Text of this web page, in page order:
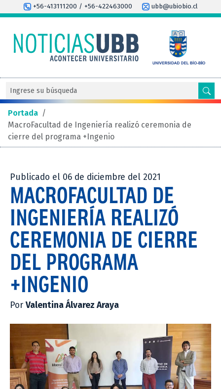
+56-413111200 / +56-422463000 ubb@ubiobio.cl
Portada /
MacroFacultad de Ingeniería realizó ceremonia de
cierre del programa +Ingenio
Publicado el 06 de diciembre del 2021
MACROFACULTAD DE
INGENIERÍA REALIZÓ
CEREMONIA DE CIERRE
DEL PROGRAMA
+INGENIO
PorValentina Álvarez Araya